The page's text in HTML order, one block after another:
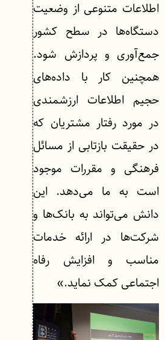
اطلاعات متنوعی از وضعیت
دستگاه‌ها در سطح کشور
جمع‌آوری و پردازش شود.
همچنین کار با داده‌های
حجیم اطلاعات ارزشمندی
در مورد رفتار مشتریان که
در حقیقت بازتابی از مسائل
فرهنگی و مقررات موجود
است به ما می‌دهد. این
دانش می‌تواند به بانک‌ها و
شرکت‌ها در ارائه خدمات
مناسب و افزایش رفاه
اجتماعی کمک نماید.»